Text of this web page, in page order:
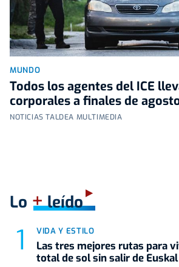
MUNDO
Todos los agentes del ICE
corporales a finales de
NOTICIAS TALDEA MULTIMEDIA
Lo +leído
VIDA Y ESTILO
Las tres mejores rutas para
total de sol sin salir de